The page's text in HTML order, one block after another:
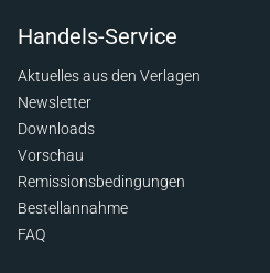
Handels-Service
Aktuelles aus den Verlagen
Newsletter
Downloads
Vorschau
Remissionsbedingungen
Bestellannahme
FAQ